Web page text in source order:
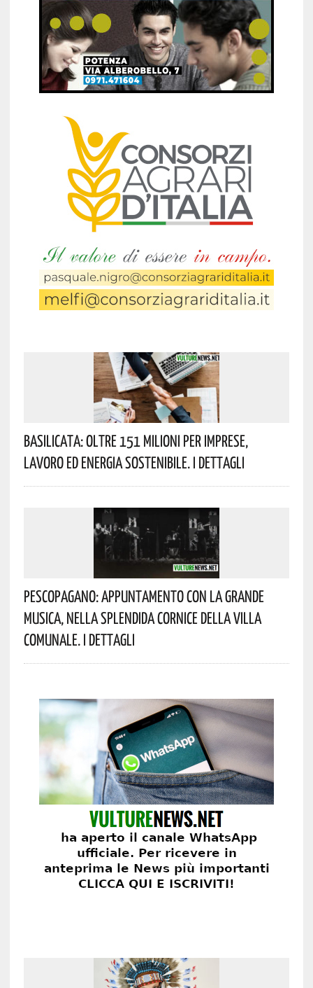
Basilicata: Oltre 151 Milioni Per Imprese,
Lavoro Ed Energia Sostenibile. I Dettagli
Pescopagano: Appuntamento Con La Grande
Musica, Nella Splendida Cornice Della Villa
Comunale. I Dettagli